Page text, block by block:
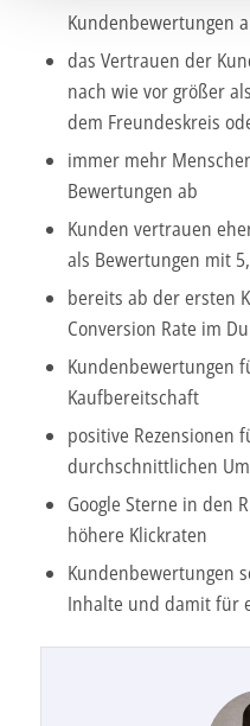
Wir verwenden Cookies,
personalisieren,
zu können und die
analysieren. Außerdem
Verwendung unserer
soziale Medien, Werbung
Partner führen diese
weiteren Daten
haben oder die sie im
gesammelt haben.
Unsere
Kundenbewertungen
das Vertrauen der
nach wie vor größer
dem Freundeskreis
immer mehr
Bewertungen ab
Kunden vertrauen
als Bewertungen mit
bereits ab der ersten
Conversion Rate im
Kundenbewertungen
Kaufbereitschaft
positive Rezensionen
durchschnittlichen
Google Sterne in den
höhere Klickraten
Kundenbewertungen
Inhalte und damit für